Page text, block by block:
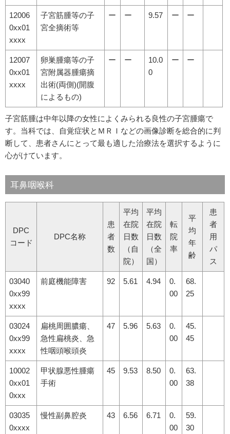
12006
0xx01
xxxx
子宮筋腫等の子
宮全摘術等
ー ー 9.57 ー ー
12007
0xx01
xxxx
卵巣腫瘍等の子
宮附属器腫瘍摘
出術(両側)(開腹
によるもの)
ー ー
10.0
0
ー ー
子宮筋腫は中年以降の女性によくみられる良性の子宮腫瘍で
す。当科では、自覚症状とＭＲＩなどの画像診断を総合的に判
断して、患者さんにとって最も適した治療法を選択するように
心がけています。
耳鼻咽喉科
DPC
コード
DPC名称
患
者
数
平均
在院
日数
（自
院）
平均
在院
日数
（全
国）
転
院
率
平
均
年
齢
患
者
用
パ
ス
03040
0xx99
xxxx
前庭機能障害 92 5.61 4.94
0.
00
68.
25
03024
0xx99
xxxx
扁桃周囲膿瘍、
急性扁桃炎、急
性咽頭喉頭炎
47 5.96 5.63
0.
00
45.
45
10002
0xx01
0xxx
甲状腺悪性腫瘍
手術
45 9.53 8.50
0.
00
63.
38
03035
0xxxx
慢性副鼻腔炎 43 6.56 6.71
0.
00
59.
30